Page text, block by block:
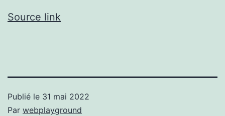
Source link
Publié le 31 mai 2022
Par webplayground